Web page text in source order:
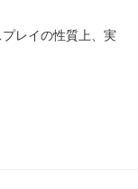
レイの性質上、実